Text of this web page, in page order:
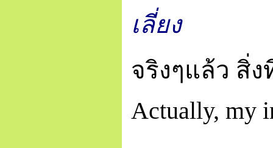
เลี่ยง
จริงๆแล้ว สิ่
Actually, my